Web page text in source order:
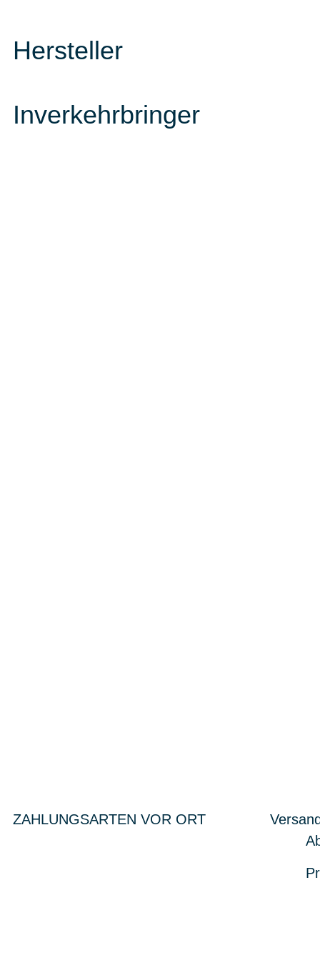
Hersteller
Inverkehrbringer
ZAHLUNGSARTEN VOR ORT